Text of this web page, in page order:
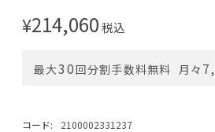
¥214,060税込
最大30回分割手数料無料 月々
コード: 2100002331237